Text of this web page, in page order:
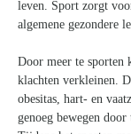
leven. Sport zorgt
algemene gezondere
Door meer te sporten
klachten verkleinen.
obesitas, hart- en
genoeg bewegen